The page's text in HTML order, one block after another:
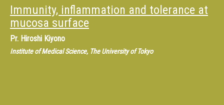
Immunity, inflammation and tolerance at
mucosa surface
Pr. Hiroshi Kiyono
Institute of Medical Science, The University of Tokyo